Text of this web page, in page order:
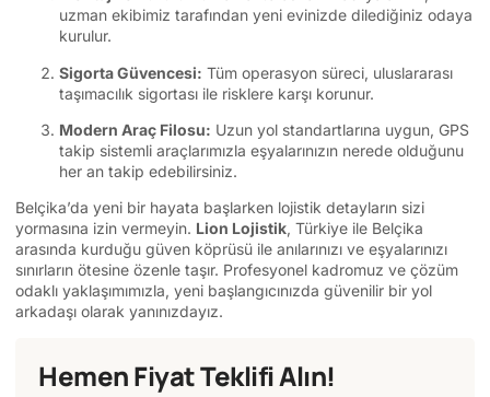
uzman ekibimiz tarafından yeni evinizde dilediğiniz odaya
kurulur.
Sigorta Güvencesi: Tüm operasyon süreci, uluslararası
taşımacılık sigortası ile risklere karşı korunur.
Modern Araç Filosu: Uzun yol standartlarına uygun, GPS
takip sistemli araçlarımızla eşyalarınızın nerede olduğunu
her an takip edebilirsiniz.
Belçika’da yeni bir hayata başlarken lojistik detayların sizi
yormasına izin vermeyin. Lion Lojistik, Türkiye ile Belçika
arasında kurduğu güven köprüsü ile anılarınızı ve eşyalarınızı
sınırların ötesine özenle taşır. Profesyonel kadromuz ve çözüm
odaklı yaklaşımımızla, yeni başlangıcınızda güvenilir bir yol
arkadaşı olarak yanınızdayız.
Hemen Fiyat Teklifi Alın!